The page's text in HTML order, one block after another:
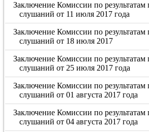
Заключение Комиссии по
слушаний от 11 июля 2017 года
Заключение Комиссии по
слушаний от 18 июля 2017
Заключение Комиссии по
слушаний от 25 июля 2017 года
Заключение Комиссии по
слушаний от 01 августа 2017 года
Заключение Комиссии по
слушаний от 04 августа 2017 года